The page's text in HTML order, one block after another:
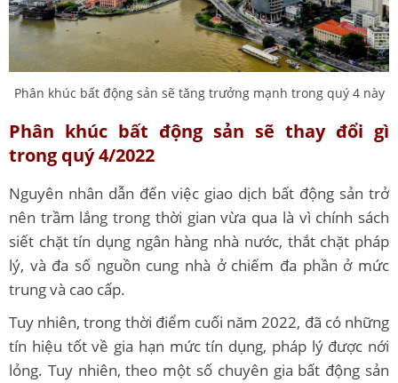
Phân khúc bất động sản sẽ tăng trưởng mạnh trong quý 4 này
Phân khúc bất động sản sẽ thay đổi gì
trong quý 4/2022
Nguyên nhân dẫn đến việc giao dịch bất động sản trở
nên trầm lắng trong thời gian vừa qua là vì chính sách
siết chặt tín dụng ngân hàng nhà nước, thắt chặt pháp
lý, và đa số nguồn cung nhà ở chiếm đa phần ở mức
trung và cao cấp.
Tuy nhiên, trong thời điểm cuối năm 2022, đã có những
tín hiệu tốt về gia hạn mức tín dụng, pháp lý được nới
lỏng. Tuy nhiên, theo một số chuyên gia bất động sản